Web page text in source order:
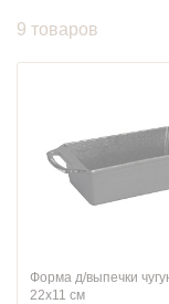
9 товаров
Форма д/выпечки
22х11 см